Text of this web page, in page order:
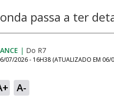
passa a ter
| Do R7
07/2026 - 16H38 (ATUALIZADO EM 06/
A-